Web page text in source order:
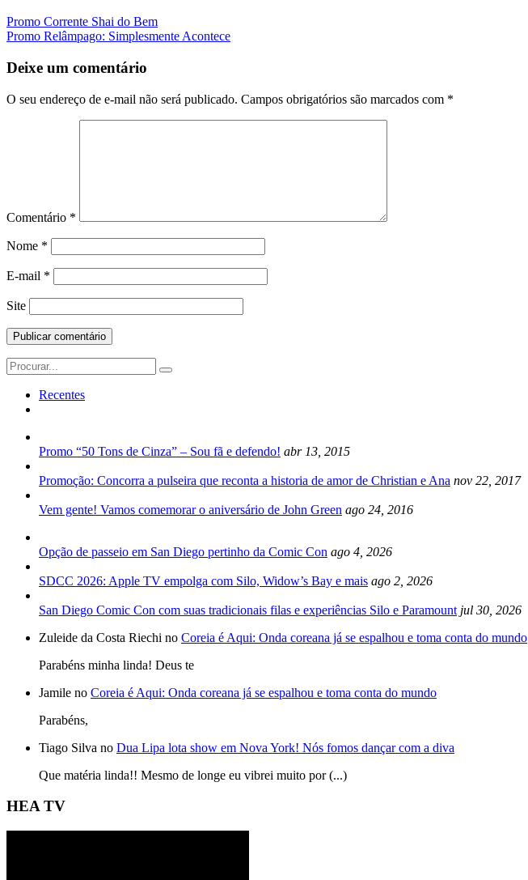
Navegação
da
Postagem
Promo Corrente Shai do Bem
Promo Relâmpago: Simplesmente Acontece
Deixe um comentário
O seu endereço de e-mail não será publicado. Campos obrigatórios são marcados com *
Comentário *
Nome *
E-mail *
Site
Search
for:
Recentes
Promo “50 Tons de Cinza” – Sou fã e defendo! abr 13, 2015
Promoção: Concorra a pulseira que reconta a historia de amor de Christian e Ana nov 22, 2017
Vem gente! Vamos comemorar o aniversário de John Green ago 24, 2016
Opção de passeio em San Diego pertinho da Comic Con ago 4, 2026
SDCC 2026: Apple TV empolga com Silo, Widow’s Bay e mais ago 2, 2026
San Diego Comic Con com suas tradicionais filas e experiências Silo e Paramount jul 30, 2026
Zuleide da Costa Riechi no Coreia é Aqui: Onda coreana já se espalhou e toma conta do mundo
Parabéns minha linda! Deus te
Jamile no Coreia é Aqui: Onda coreana já se espalhou e toma conta do mundo
Parabéns,
Tiago Silva no Dua Lipa lota show em Nova York! Nós fomos dançar com a diva
Que matéria linda!! Mesmo de longe eu vibrei muito por (...)
HEA TV